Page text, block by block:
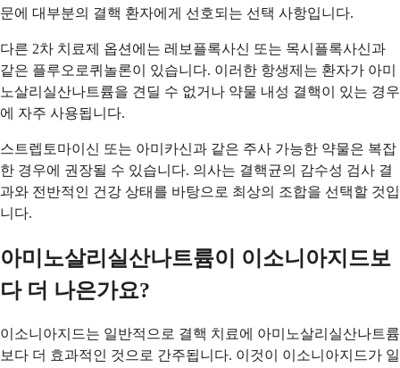
문에 대부분의 결핵 환자에게 선호되는 선택 사항입니다.
다른 2차 치료제 옵션에는 레보플록사신 또는 목시플록사신과
같은 플루오로퀴놀론이 있습니다. 이러한 항생제는 환자가 아미
노살리실산나트륨을 견딜 수 없거나 약물 내성 결핵이 있는 경우
에 자주 사용됩니다.
스트렙토마이신 또는 아미카신과 같은 주사 가능한 약물은 복잡
한 경우에 권장될 수 있습니다. 의사는 결핵균의 감수성 검사 결
과와 전반적인 건강 상태를 바탕으로 최상의 조합을 선택할 것입
니다.
아미노살리실산나트륨이 이소니아지드보
다 더 나은가요?
이소니아지드는 일반적으로 결핵 치료에 아미노살리실산나트륨
보다 더 효과적인 것으로 간주됩니다. 이것이 이소니아지드가 일